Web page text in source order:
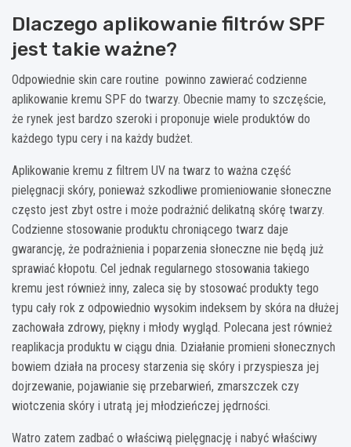
Dlaczego aplikowanie filtrów SPF
jest takie ważne?
Odpowiednie skin care routine powinno zawierać codzienne
aplikowanie kremu SPF do twarzy. Obecnie mamy to szczęście,
że rynek jest bardzo szeroki i proponuje wiele produktów do
każdego typu cery i na każdy budżet.
Aplikowanie kremu z filtrem UV na twarz to ważna część
pielęgnacji skóry, ponieważ szkodliwe promieniowanie słoneczne
często jest zbyt ostre i może podrażnić delikatną skórę twarzy.
Codzienne stosowanie produktu chroniącego twarz daje
gwarancję, że podrażnienia i poparzenia słoneczne nie będą już
sprawiać kłopotu. Cel jednak regularnego stosowania takiego
kremu jest również inny, zaleca się by stosować produkty tego
typu cały rok z odpowiednio wysokim indeksem by skóra na dłużej
zachowała zdrowy, piękny i młody wygląd. Polecana jest również
reaplikacja produktu w ciągu dnia. Działanie promieni słonecznych
bowiem działa na procesy starzenia się skóry i przyspiesza jej
dojrzewanie, pojawianie się przebarwień, zmarszczek czy
wiotczenia skóry i utratą jej młodzieńczej jędrności.
Watro zatem zadbać o właściwą pielęgnację i nabyć właściwy